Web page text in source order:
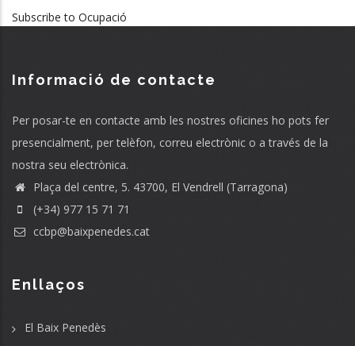
Subscribe to Ocupació
Informació de contacte
Per posar-te en contacte amb les nostres oficines ho pots fer
presencialment, per telèfon, correu electrònic o a través de la
nostra seu electrònica.
Plaça del centre, 5. 43700, El Vendrell (Tarragona)
(+34) 977 15 71 71
ccbp@baixpenedes.cat
Enllaços
El Baix Penedès